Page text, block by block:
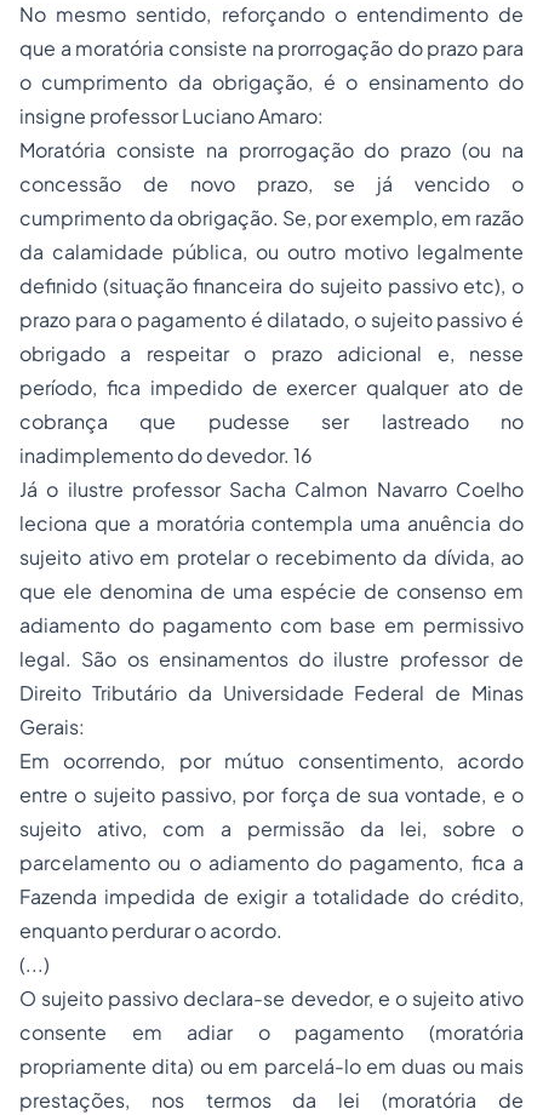
No mesmo sentido, reforçando o entendimento de
que a moratória consiste na prorrogação do prazo para
o cumprimento da obrigação, é o ensinamento do
insigne professor Luciano Amaro:
Moratória consiste na prorrogação do prazo (ou na
concessão de novo prazo, se já vencido o
cumprimento da obrigação. Se, por exemplo, em razão
da calamidade pública, ou outro motivo legalmente
definido (situação financeira do sujeito passivo etc), o
prazo para o pagamento é dilatado, o sujeito passivo é
obrigado a respeitar o prazo adicional e, nesse
período, fica impedido de exercer qualquer ato de
cobrança que pudesse ser lastreado no
inadimplemento do devedor. 16
Já o ilustre professor Sacha Calmon Navarro Coelho
leciona que a moratória contempla uma anuência do
sujeito ativo em protelar o recebimento da dívida, ao
que ele denomina de uma espécie de consenso em
adiamento do pagamento com base em permissivo
legal. São os ensinamentos do ilustre professor de
Direito Tributário da Universidade Federal de Minas
Gerais:
Em ocorrendo, por mútuo consentimento, acordo
entre o sujeito passivo, por força de sua vontade, e o
sujeito ativo, com a permissão da lei, sobre o
parcelamento ou o adiamento do pagamento, fica a
Fazenda impedida de exigir a totalidade do crédito,
enquanto perdurar o acordo.
(...)
O sujeito passivo declara-se devedor, e o sujeito ativo
consente em adiar o pagamento (moratória
propriamente dita) ou em parcelá-lo em duas ou mais
prestações, nos termos da lei (moratória de